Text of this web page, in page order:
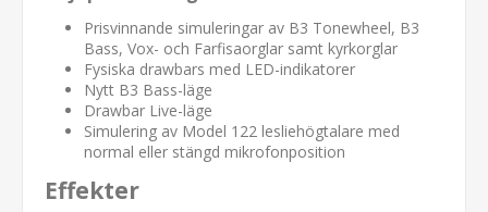
Prisvinnande simuleringar av B3 Tonewheel, B3
Bass, Vox- och Farfisaorglar samt kyrkorglar
Fysiska drawbars med LED-indikatorer
Nytt B3 Bass-läge
Drawbar Live-läge
Simulering av Model 122 lesliehögtalare med
normal eller stängd mikrofonposition
Effekter